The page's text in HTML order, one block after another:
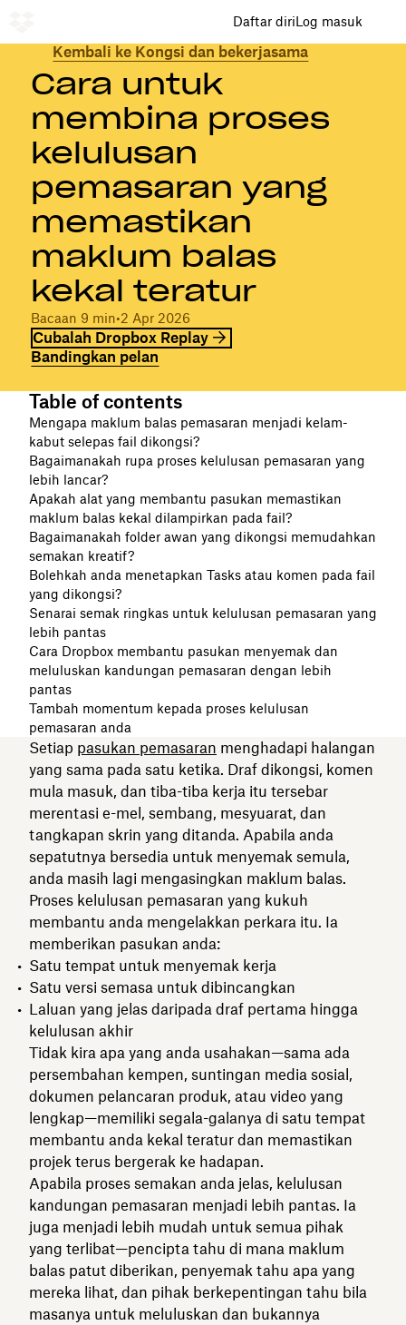
Daftar diriLog masuk
Kembali ke Kongsi dan bekerjasama
Cara untuk
membina proses
kelulusan
pemasaran yang
memastikan
maklum balas
kekal teratur
Bacaan 9 min•2 Apr 2026
Cubalah Dropbox Replay
Bandingkan pelan
Table of contents
Mengapa maklum balas pemasaran menjadi kelam-
kabut selepas fail dikongsi?
Bagaimanakah rupa proses kelulusan pemasaran yang
lebih lancar?
Apakah alat yang membantu pasukan memastikan
maklum balas kekal dilampirkan pada fail?
Bagaimanakah folder awan yang dikongsi memudahkan
semakan kreatif?
Bolehkah anda menetapkan Tasks atau komen pada fail
yang dikongsi?
Senarai semak ringkas untuk kelulusan pemasaran yang
lebih pantas
Cara Dropbox membantu pasukan menyemak dan
meluluskan kandungan pemasaran dengan lebih
pantas
Tambah momentum kepada proses kelulusan
pemasaran anda
Setiap pasukan pemasaran menghadapi halangan
yang sama pada satu ketika. Draf dikongsi, komen
mula masuk, dan tiba-tiba kerja itu tersebar
merentasi e-mel, sembang, mesyuarat, dan
tangkapan skrin yang ditanda. Apabila anda
sepatutnya bersedia untuk menyemak semula,
anda masih lagi mengasingkan maklum balas.
Proses kelulusan pemasaran yang kukuh
membantu anda mengelakkan perkara itu. Ia
memberikan pasukan anda:
Satu tempat untuk menyemak kerja
Satu versi semasa untuk dibincangkan
Laluan yang jelas daripada draf pertama hingga
kelulusan akhir
Tidak kira apa yang anda usahakan—sama ada
persembahan kempen, suntingan media sosial,
dokumen pelancaran produk, atau video yang
lengkap—memiliki segala-galanya di satu tempat
membantu anda kekal teratur dan memastikan
projek terus bergerak ke hadapan.
Apabila proses semakan anda jelas, kelulusan
kandungan pemasaran menjadi lebih pantas. Ia
juga menjadi lebih mudah untuk semua pihak
yang terlibat—pencipta tahu di mana maklum
balas patut diberikan, penyemak tahu apa yang
mereka lihat, dan pihak berkepentingan tahu bila
masanya untuk meluluskan dan bukannya